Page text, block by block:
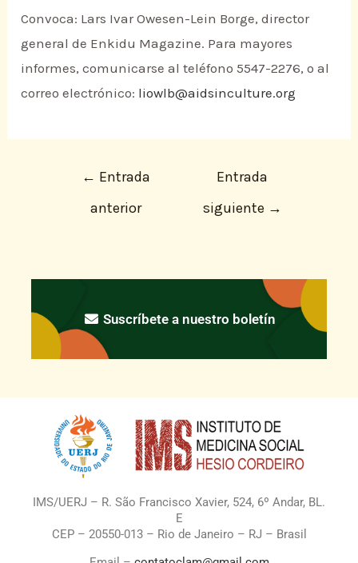
Convoca: Lars Ivar Owesen-Lein Borge, director
general de Enkidu Magazine. Para mayores
informes, comunicarse al teléfono 5547-2276, o al
correo electrónico: liowlb@aidsinculture.org
← Entrada
anterior
Entrada
siguiente →
Suscríbete a nuestro boletín
IMS/UERJ – R. São Francisco Xavier, 524, 6º Andar, BL.
E
CEP – 20550-013 – Rio de Janeiro – RJ – Brasil